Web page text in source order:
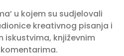
u kojem su sudjelovali
kreativnog pisanja i
književnim